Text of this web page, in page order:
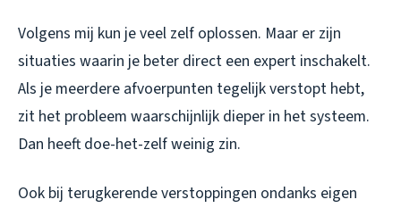
Volgens mij kun je veel zelf oplossen. Maar er zijn
situaties waarin je beter direct een expert inschakelt.
Als je meerdere afvoerpunten tegelijk verstopt hebt,
zit het probleem waarschijnlijk dieper in het systeem.
Dan heeft doe-het-zelf weinig zin.
Ook bij terugkerende verstoppingen ondanks eigen